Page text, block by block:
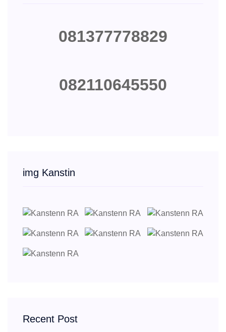
081377778829
082110645550
img Kanstin
Recent Post